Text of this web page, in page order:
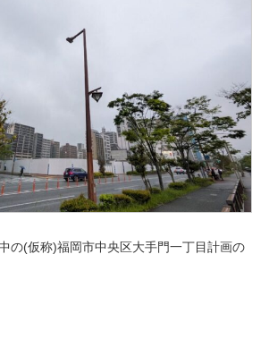
の(仮称)福岡市中央区大手門一丁目計画の